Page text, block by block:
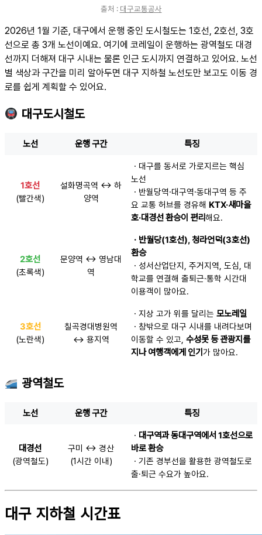
출처 : 대구교통공사
2026년 1월 기준, 대구에서 운행 중인 도시철도는 1호선, 2호선, 3호
선으로 총 3개 노선이예요. 여기에 코레일이 운행하는 광역철도 대경
선까지 더해져 대구 시내는 물론 인근 도시까지 연결하고 있어요. 노선
별 색상과 구간을 미리 알아두면 대구 지하철 노선도만 보고도 이동 경
로를 쉽게 계획할 수 있어요.
대구도시철도
노선 운행 구간 특징
1호선
(빨간색)
설화명곡역 ↔ 하
양역
ㆍ대구를 동서로 가로지르는 핵심
노선
ㆍ반월당역·대구역·동대구역 등 주
요 교통 허브를 경유해 KTX·새마을
호·대경선 환승이 편리해요.
2호선
(초록색)
문양역 ↔ 영남대
역
ㆍ반월당(1호선), 청라언덕(3호선)
환승
ㆍ성서산업단지, 주거지역, 도심, 대
학교를 연결해 출퇴근·통학 시간대
이용객이 많아요.
3호선
(노란색)
칠곡경대병원역
↔ 용지역
ㆍ지상 고가 위를 달리는 모노레일
ㆍ창밖으로 대구 시내를 내려다보며
이동할 수 있고, 수성못 등 관광지를
지나 여행객에게 인기 가 많아요.
광역철도
노선 운행 구간 특징
대경선
(광역철도)
구미 ↔ 경산
(1시간 이내)
ㆍ 대구역과 동대구역에서 1호선으로
바로 환승
ㆍ기존 경부선을 활용한 광역철도로
출·퇴근 수요가 높아요.
대구 지하철 시간표